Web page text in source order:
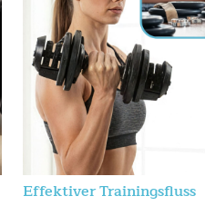
Effektiver Trainingsfluss